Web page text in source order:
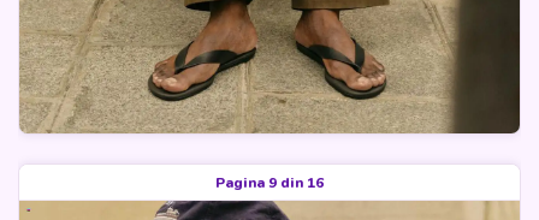
Pagina 9 din 16